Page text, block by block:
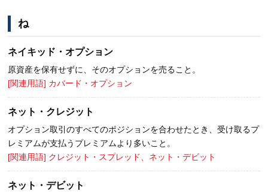
ね
ネイキッド・オプション
原資産を保有せずに、そのオプションを売ること。
[関連用語] カバード・オプション
ネット・クレジット
オプション取引のすべてのポジションを合わせたとき、受け取るプ
レミアムが支払うプレミアムより多いこと。
[関連用語] クレジット・スプレッド、ネット・デビット
ネット・デビット